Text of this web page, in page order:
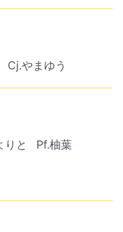
Cj.やまゆう
りと
Pf.柚葉